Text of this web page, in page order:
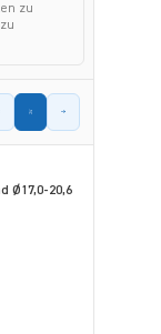
zu
Ø17,0-20,6